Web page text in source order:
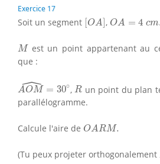
Exercice 17
Soit un segment [OA]
[O A], OA = 4 cm.
O A cm.
M
Mest un point appartenant au
que :
ˆ
AOM = 30∘
AOM^ ∘
,R
R un point du plan
parallélogramme.
Calcule l'aire de OARM.
O A RM.
(Tu peux projeter orthogonalement